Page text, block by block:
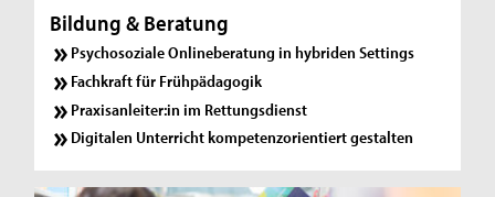
Bildung & Beratung
Psychosoziale Onlineberatung in hybriden Settings
Fachkraft für Frühpädagogik
Praxisanleiter:in im Rettungsdienst
Digitalen Unterricht kompetenzorientiert gestalten